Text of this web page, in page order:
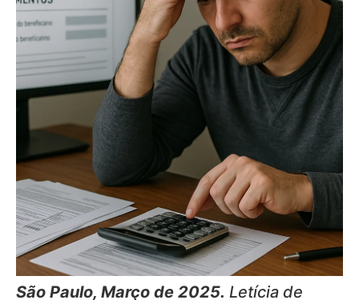
São Paulo, Março de 2025. Letícia de